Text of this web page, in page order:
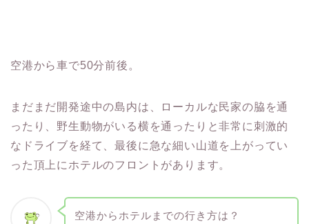
空港から車で50分前後。
まだまだ開発途中の島内は、ローカルな民家の脇を通
ったり、野生動物がいる横を通ったりと非常に刺激的
なドライブを経て、最後に急な細い山道を上がってい
った頂上にホテルのフロントがあります。
空港からホテルまでの行き方は？